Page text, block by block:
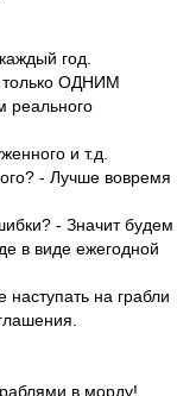
год.
только ОДНИМ
реального
и т.д.
- Лучше вовремя
- Значит будем
в виде ежегодной
на грабли
в морду!